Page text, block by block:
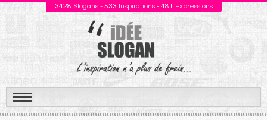
3428 Slogans - 533 Inspirations - 481 Expressions
Aller
au